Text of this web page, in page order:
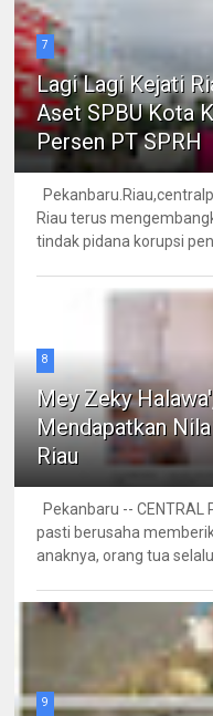
7
Lagi Lagi Kejati
Aset SPBU Kota
Persen PT SPRH
Riau terus
tindak pidana korupsi
8
Mey Zeky
Mendapatkan
Riau
Pekanbaru -- CENTRAL
pasti berusaha
anaknya, orang tua
9